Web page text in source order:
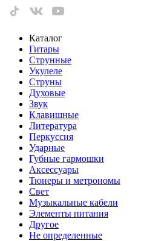
Каталог
Гитары
Струнные
Укулеле
Струны
Духовые
Звук
Клавишные
Литература
Перкуссия
Ударные
Губные гармошки
Аксессуары
Тюнеры и метрономы
Свет
Музыкальные кабели
Элементы питания
Другое
Не определенные